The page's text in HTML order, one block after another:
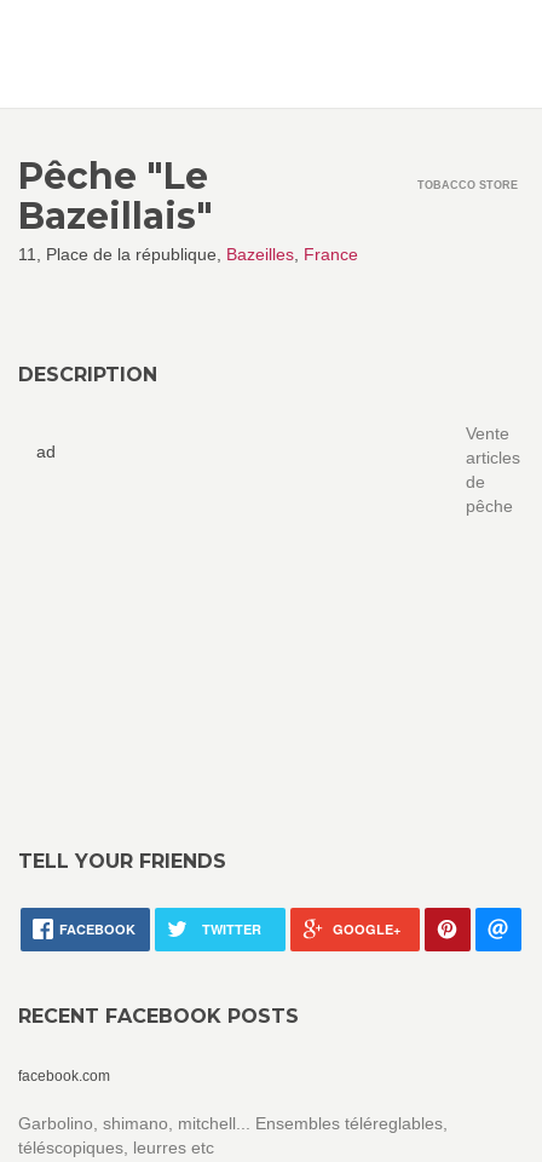
Pêche "Le
Bazeillais"
11, Place de la république, Bazeilles France
TOBACCO STORE
DESCRIPTION
ad
Vente
articles
de
pêche
TELL YOUR FRIENDS
FACEBOOK TWITTER GOOGLE+
RECENT FACEBOOK POSTS
facebook.com
Garbolino, shimano, mitchell... Ensembles téléreglables,
téléscopiques, leurres etc